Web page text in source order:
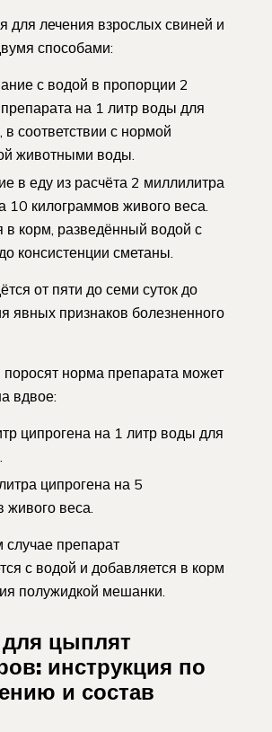
для лечения взрослых свиней и
способами:
с водой в пропорции 2
на 1 литр воды для
соответствии с нормой
животными воды.
в еду из расчёта 2 миллилитра
10 килограммов живого веса.
в корм, разведённый водой с
консистенции сметаны.
от пяти до семи суток до
явных признаков болезненного
норма препарата может
вдвое:
ципрогена на 1 литр воды для
ципрогена на 5
живого веса.
препарат
с водой и добавляется в корм
полужидкой мешанки.
цыплят
инструкция по
и состав